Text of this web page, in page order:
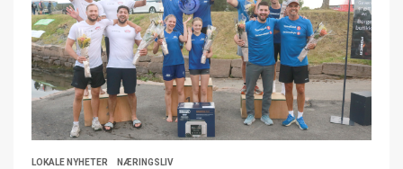
LOKALE NYHETER NÆRINGSLIV